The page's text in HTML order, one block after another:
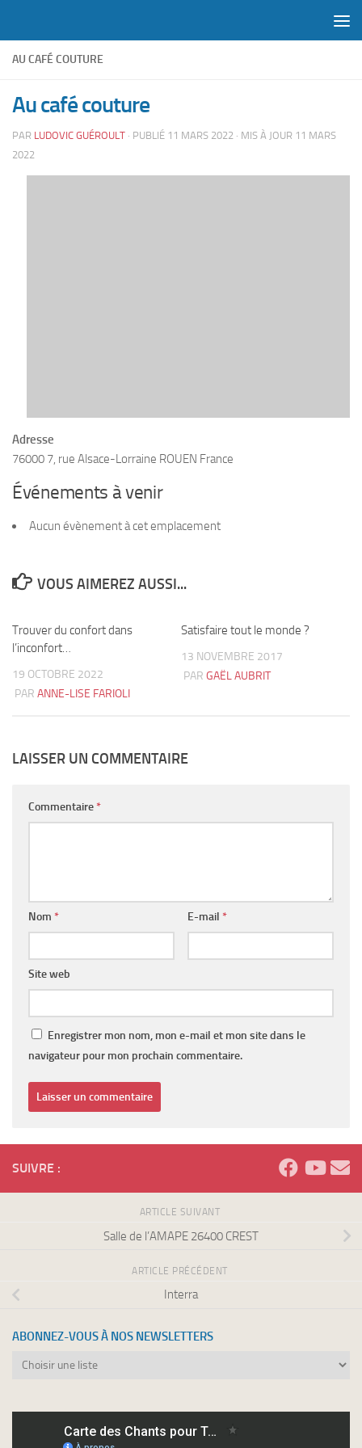
AU CAFÉ COUTURE
Au café couture
PAR LUDOVIC GUÉROULT · PUBLIÉ 11 MARS 2022 · MIS À JOUR 11 MARS
2022
Adresse
76000 7, rue Alsace-Lorraine ROUEN France
Événements à venir
Aucun évènement à cet emplacement
VOUS AIMEREZ AUSSI...
Trouver du confort dans
l’inconfort…
19 OCTOBRE 2022
PAR ANNE-LISE FARIOLI
Satisfaire tout le monde ?
13 NOVEMBRE 2017
PAR GAËL AUBRIT
LAISSER UN COMMENTAIRE
Commentaire *
Nom * E-mail *
Site web
Enregistrer mon nom, mon e-mail et mon site dans le
navigateur pour mon prochain commentaire.
SUIVRE :
ARTICLE SUIVANT
Salle de l’AMAPE 26400 CREST
ARTICLE PRÉCÉDENT
Interra
ABONNEZ-VOUS À NOS NEWSLETTERS
Abonnez-
newsletters